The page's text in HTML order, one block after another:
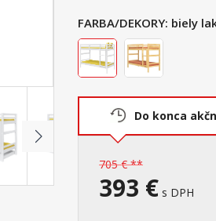
FARBA/DEKORY: biely
Do konca
705 € **
393 € s DPH